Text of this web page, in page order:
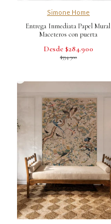
Simone Home
Entrega Inmediata Papel Mural
Maceteros con puerta
Desde $284.900
$334.900